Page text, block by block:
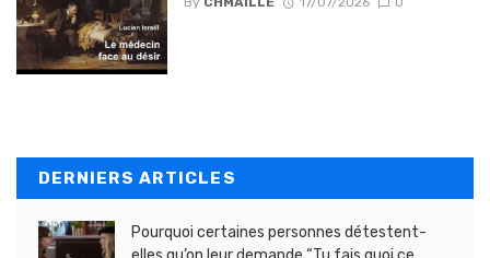
DERNIERS ARTICLES
Pourquoi certaines personnes détestent-